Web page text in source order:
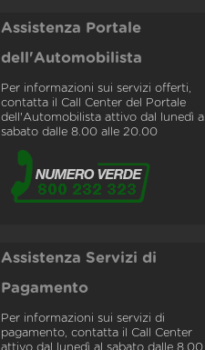
Assistenza Portale
dell'Automobilista
Per informazioni sui servizi offerti,
contatta il Call Center del Portale
dell'Automobilista attivo dal lunedì al
sabato dalle 8.00 alle 20.00
Assistenza Servizi di
Pagamento
Per informazioni sui servizi di
pagamento, contatta il Call Center